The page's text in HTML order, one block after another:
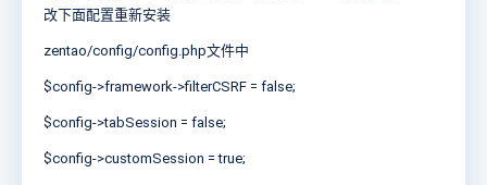
改下面配置重新安装
zentao/config/config.php文件中
$config->framework->filterCSRF = false;
$config->tabSession = false;
$config->customSession = true;